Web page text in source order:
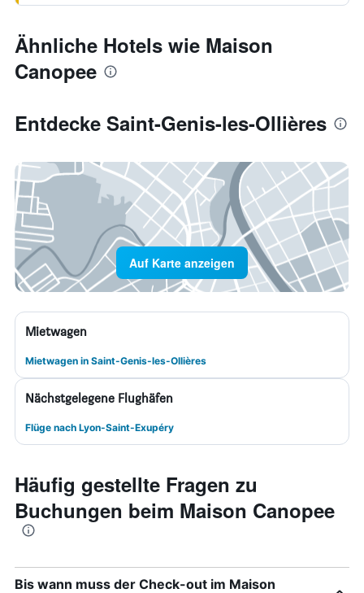
Ähnliche Hotels wie Maison
Canopee
Entdecke Saint-Genis-les-Ollières
Auf Karte anzeigen
Mietwagen
Mietwagen in Saint-Genis-les-Ollières
Nächstgelegene Flughäfen
Flüge nach Lyon-Saint-Exupéry
Häufig gestellte Fragen zu
Buchungen beim Maison Canopee
Bis wann muss der Check-out im Maison